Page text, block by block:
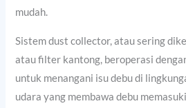
mudah.
Sistem dust collector, atau sering
atau filter kantong, beroperasi
untuk menangani isu debu di
udara yang membawa debu